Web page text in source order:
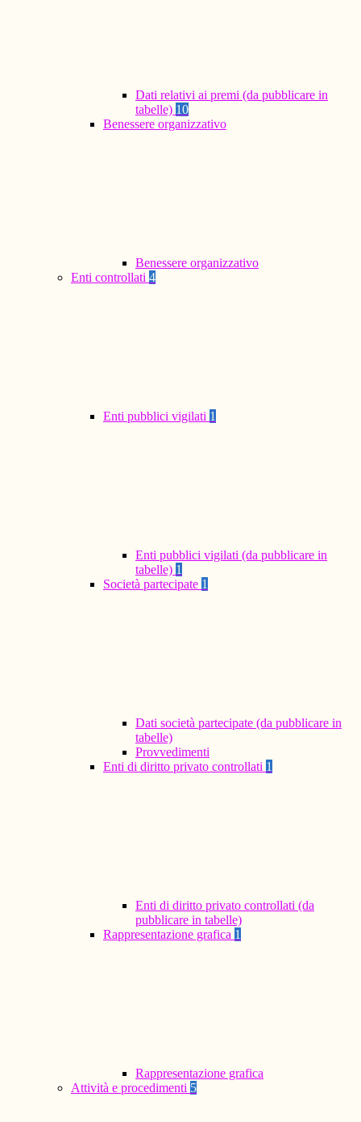
Dati relativi ai premi (da pubblicare in
tabelle) 10
Benessere organizzativo
Benessere organizzativo
Enti controllati 4
Enti pubblici vigilati 1
Enti pubblici vigilati (da pubblicare in
tabelle) 1
Società partecipate 1
Dati società partecipate (da pubblicare in
tabelle)
Provvedimenti
Enti di diritto privato controllati 1
Enti di diritto privato controllati (da
pubblicare in tabelle)
Rappresentazione grafica 1
Rappresentazione grafica
Attività e procedimenti 5